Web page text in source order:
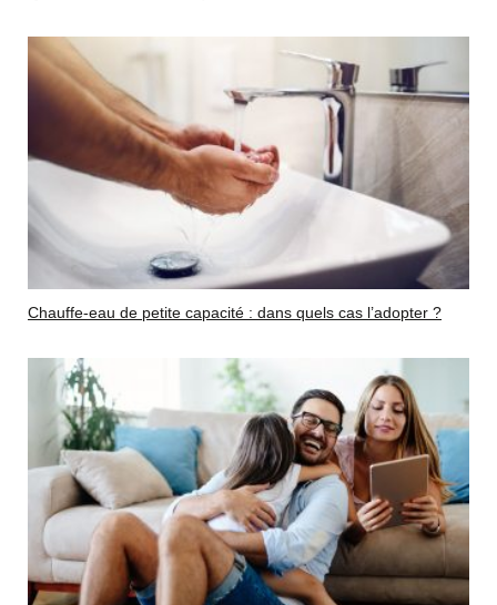
Chauffe-eau de petite capacité : dans quels cas l’adopter ?